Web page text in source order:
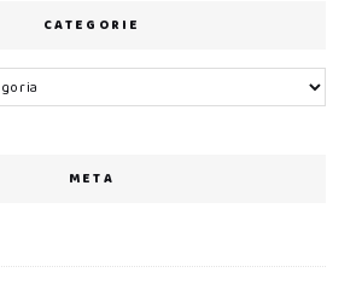
CATEGORIE
META